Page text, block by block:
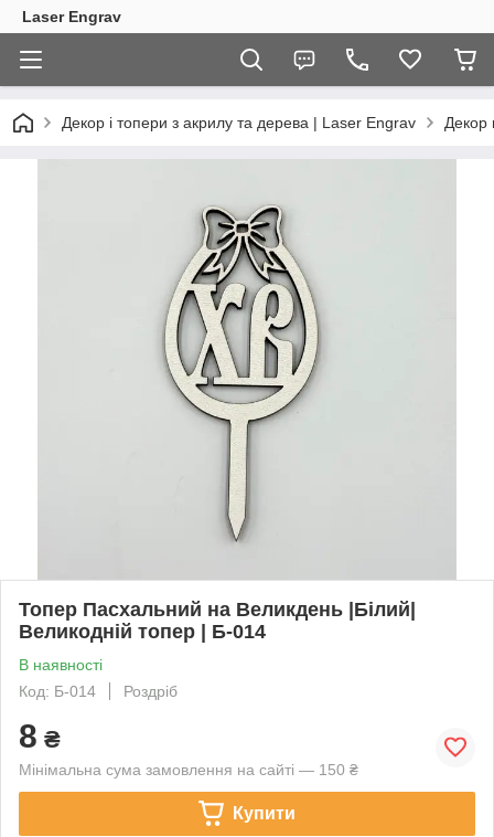
Laser Engrav
Декор і топери з акрилу та дерева | Laser Engrav Декор
Топер Пасхальний на Великдень |Білий|
Великодній топер | Б-014
В наявності
Код: Б-014
Роздріб
8 ₴
Мінімальна сума замовлення на сайті — 150 ₴
Купити